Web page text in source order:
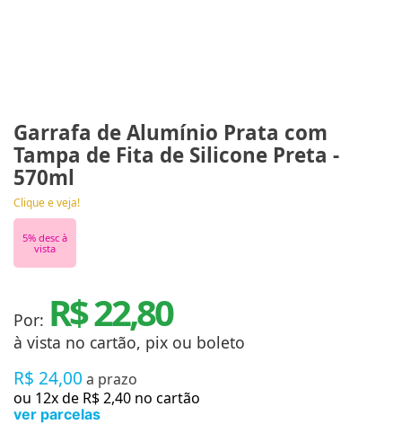
Garrafa de Alumínio Prata com
Tampa de Fita de Silicone Preta -
570ml
Clique e veja!
5% desc à
vista
Por: R$ 22,80
à vista no cartão, pix ou boleto
R$ 24,00 a prazo
ou 12x de R$2,40 no cartão
ver parcelas